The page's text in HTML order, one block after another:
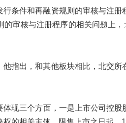
条件和再融资规则的审核与注
审核与注册程序的相关问题上
指出，和其他板块相比，北交
现三个方面，一是上市公司控